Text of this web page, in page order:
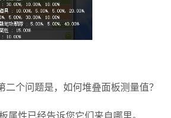
二个问题是，如何堆叠面板测量值？
属性已经告诉您它们来自哪里。